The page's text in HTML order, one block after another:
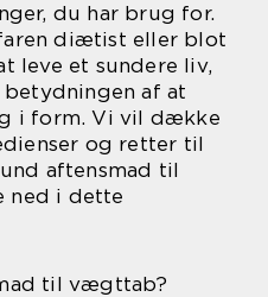
du har brug for.
diætist eller blot
leve et sundere liv,
af at
i form. Vi vil dække
og retter til
aftensmad til
ned i dette
til vægttab?